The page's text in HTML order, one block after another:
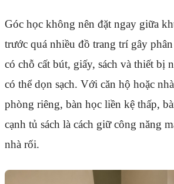
Góc học không nên đặt ngay giữa
trước quá nhiều đồ trang trí gây
có chỗ cất bút, giấy, sách và thiết bị
có thể dọn sạch. Với căn hộ hoặc
phòng riêng, bàn học liền kệ thấp,
cạnh tủ sách là cách giữ công năng
nhà rối.